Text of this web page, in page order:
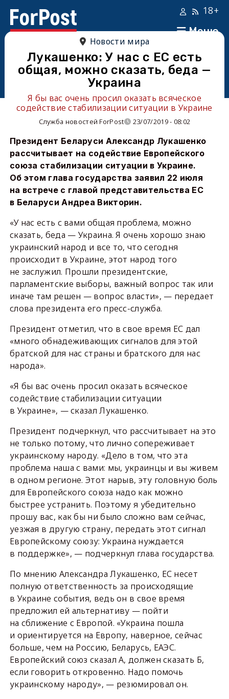
Меню
18+
Новости мира
Лукашенко: У нас с ЕС есть
общая, можно сказать, беда —
Украина
Я бы вас очень просил оказать всяческое
содействие стабилизации ситуации в Украине
Служба новостей ForPost 23/07/2019 - 08:02
Президент Беларуси Александр Лукашенко
рассчитывает на содействие Европейского
союза стабилизации ситуации в Украине.
Об этом глава государства заявил 22 июля
на встрече с главой представительства ЕС
в Беларуси Андреа Викторин.
«У нас есть с вами общая проблема, можно
сказать, беда — Украина. Я очень хорошо знаю
украинский народ и все то, что сегодня
происходит в Украине, этот народ того
не заслужил. Прошли президентские,
парламентские выборы, важный вопрос так или
иначе там решен — вопрос власти», — передает
слова президента его пресс-служба.
Президент отметил, что в свое время ЕС дал
«много обнадеживающих сигналов для этой
братской для нас страны и братского для нас
народа».
«Я бы вас очень просил оказать всяческое
содействие стабилизации ситуации
в Украине», — сказал Лукашенко.
Президент подчеркнул, что рассчитывает на это
не только потому, что лично сопереживает
украинскому народу. «Дело в том, что эта
проблема наша с вами: мы, украинцы и вы живем
в одном регионе. Этот нарыв, эту головную боль
для Европейского союза надо как можно
быстрее устранить. Поэтому я убедительно
прошу вас, как бы ни было сложно вам сейчас,
уезжая в другую страну, передать этот сигнал
Европейскому союзу: Украина нуждается
в поддержке», — подчеркнул глава государства.
По мнению Александра Лукашенко, ЕС несет
полную ответственность за происходящие
в Украине события, ведь он в свое время
предложил ей альтернативу — пойти
на сближение с Европой. «Украина пошла
и ориентируется на Европу, наверное, сейчас
больше, чем на Россию, Беларусь, ЕАЭС.
Европейский союз сказал А, должен сказать Б,
если говорить откровенно. Надо помочь
украинскому народу», — резюмировал он.